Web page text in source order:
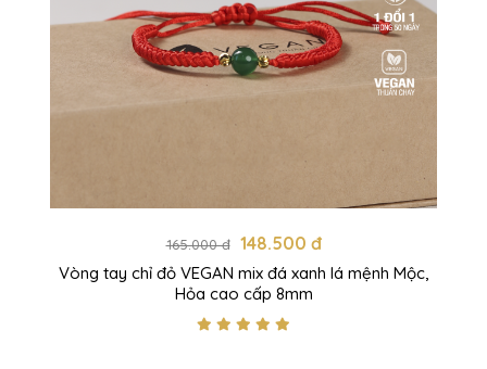
165.000 đ 148.500 đ
Vòng tay chỉ đỏ VEGAN mix đá xanh lá mệnh Mộc,
Hỏa cao cấp 8mm